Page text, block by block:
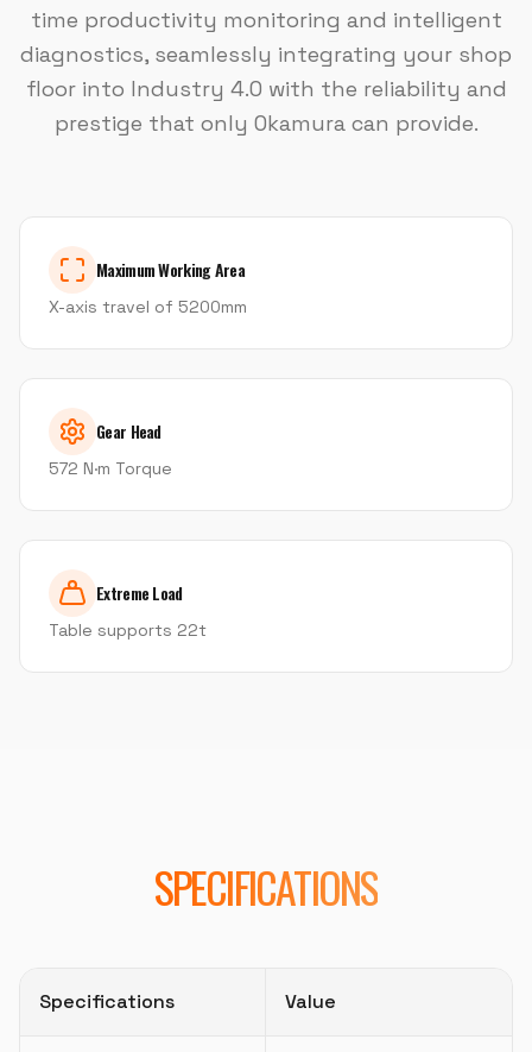
time productivity monitoring and intelligent
diagnostics, seamlessly integrating your shop
floor into Industry 4.0 with the reliability and
prestige that only Okamura can provide.
Maximum Working Area
X-axis travel of 5200mm
Gear Head
572 N·m Torque
Extreme Load
Table supports 22t
SPECIFICATIONS
Specifications Value